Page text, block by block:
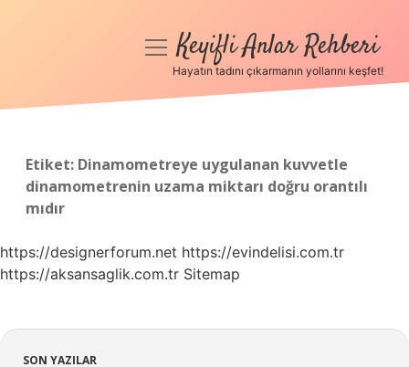
Anasayfa
Yasal Uyarı
menüyüKeyifli Anlar Rehberi
Hayatın tadını çıkarmanın yollarını keşfet!
Etiket: Dinamometreye uygulanan kuvvetle
dinamometrenin uzama miktarı doğru orantılı
mıdır
https://designerforum.net https://evindelisi.com.tr
https://aksansaglik.com.tr Sitemap
SON YAZILAR